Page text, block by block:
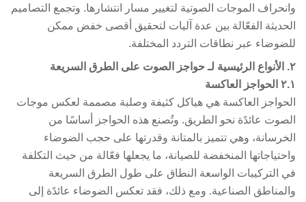
الموجات الصوتية لتغيير مسار انتشارها. وتجمع التصاميم
الفعّالة بين عدة آليات لتحقيق أقصى خفض ممكن
عبر نطاقات التردد المختلفة.
حواجز الصوت على الطرق السريعة
العاكسة هي هياكل كثيفة وصلبة مصممة لعكس موجات
عائدًة نحو الطريق. وتُصنع هذه الحواجز أساسًا من
وهي تتميز بالمتانة وقدرتها على حجب الضوضاء
المنخفضة للصيانة، ما يجعلها فعّالة من حيث التكلفة
التركيبات الواسعة النطاق على طول الطرق السريعة
الصناعية. ومع ذلك، فقد تعكس الضوضاء عائدًة إلى